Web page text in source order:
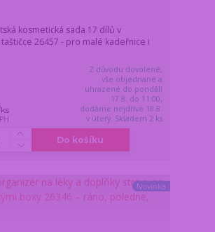
kosmetická sada 17 dílů v
26457 - pro malé kadeřnice i
ks
Z důvodu dovolené,
vše objednané a
uhrazené do pondělí
17.8. do 11:00,
dodáme nejdříve 18.8.
v úterý. Skladem 2 ks
Do košíku
Novinka